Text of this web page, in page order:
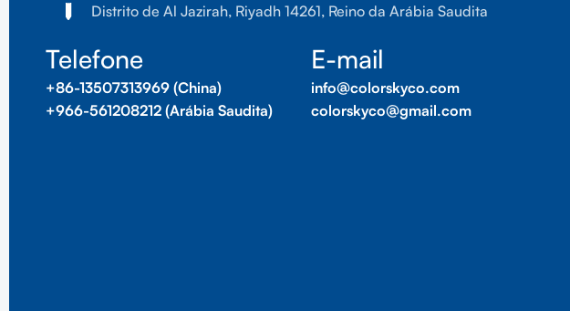
Distrito de Al Jazirah, Riyadh 14261, Reino da Arábia Saudita
Telefone
+86-13507313969 (China)
+966-561208212 (Arábia Saudita)
E-mail
info@colorskyco.com
colorskyco@gmail.com